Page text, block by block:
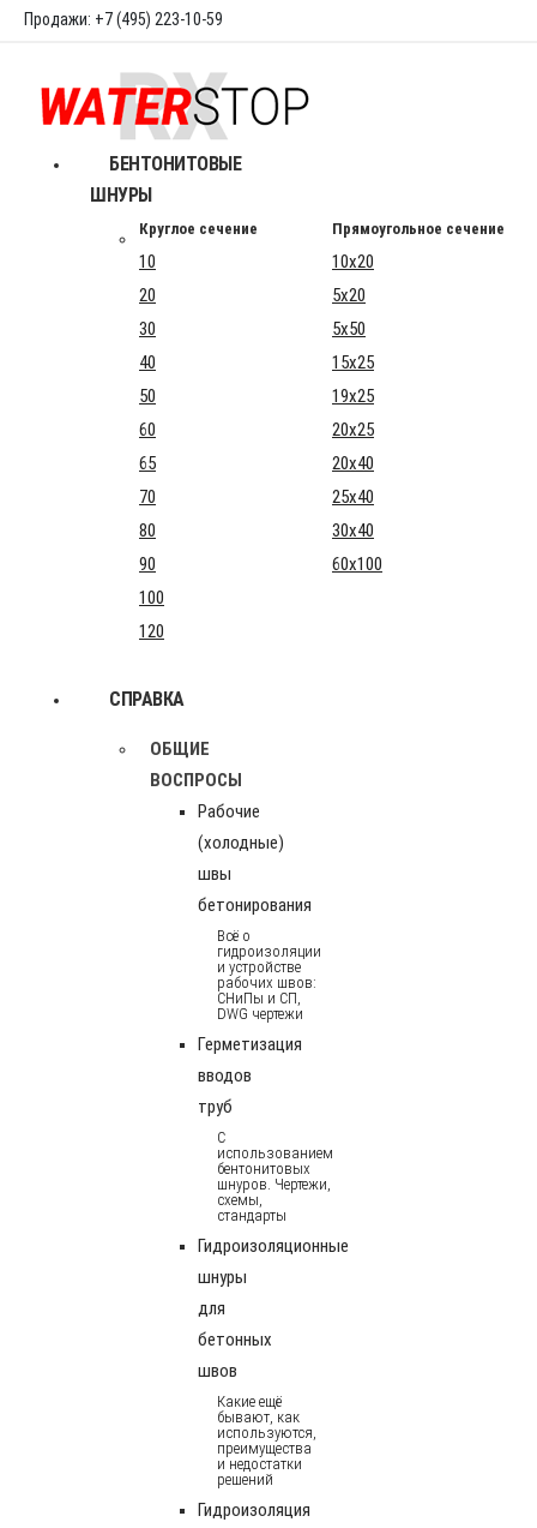
Продажи: +7 (495) 223-10-59
БЕНТОНИТОВЫЕ
ШНУРЫ
Круглое сечение Прямоугольное сечение
10
10x20
20
5x20
30
5x50
40
15x25
50
19x25
60
20x25
65
20x40
70
25x40
80
30x40
90
60x100
100
120
СПРАВКА
ОБЩИЕ
ВОСПРОСЫ
Рабочие
(холодные)
швы
бетонирования
Всё о
гидроизоляции
и устройстве
рабочих швов:
СНиПы и СП,
DWG чертежи
Герметизация
вводов
труб
С
использованием
бентонитовых
шнуров. Чертежи,
схемы,
стандарты
Гидроизоляционные
шнуры
для
бетонных
швов
Какие ещё
бывают, как
используются,
преимущества
и недостатки
решений
Гидроизоляция